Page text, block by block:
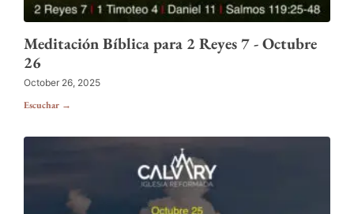
Meditación Bíblica para 2 Reyes 7 - Octubre
26
October 26, 2025
Escuchar →